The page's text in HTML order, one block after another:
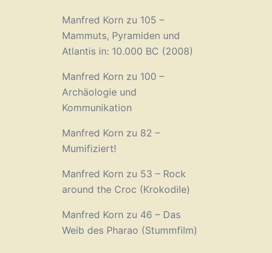
Manfred Korn zu 105 –
Mammuts, Pyramiden und
Atlantis in: 10.000 BC (2008)
Manfred Korn zu 100 –
Archäologie und
Kommunikation
Manfred Korn zu 82 –
Mumifiziert!
Manfred Korn zu 53 – Rock
around the Croc (Krokodile)
Manfred Korn zu 46 – Das
Weib des Pharao (Stummfilm)